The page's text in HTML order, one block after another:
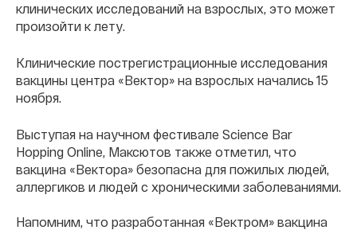
клинических исследований на взрослых, это может
произойти к лету.
Клинические пострегистрационные исследования
вакцины центра «Вектор» на взрослых начались 15
ноября.
Выступая на научном фестивале Science Bar
Hopping Online, Максютов также отметил, что
вакцина «Вектора» безопасна для пожилых людей,
аллергиков и людей с хроническими заболеваниями.
Напомним, что разработанная «Вектром» вакцина